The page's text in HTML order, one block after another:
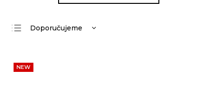
Doporučujeme
Nejprodávanější
NEW